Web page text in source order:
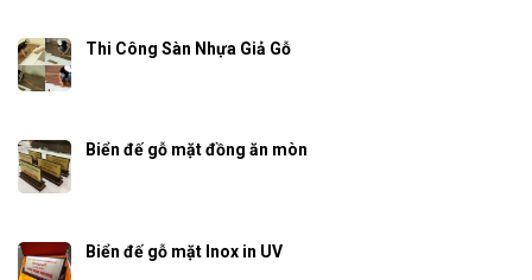
Thi Công Sàn Nhựa Giả Gỗ
Biển đế gỗ mặt đồng ăn mòn
Biển đế gỗ mặt Inox in UV